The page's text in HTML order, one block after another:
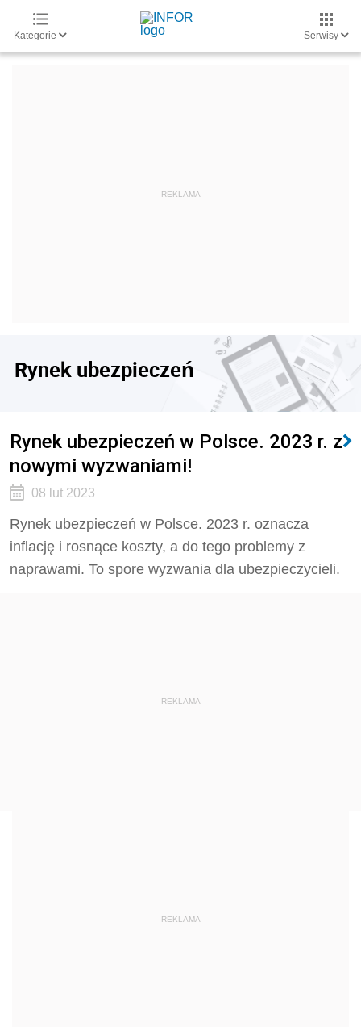
Kategorie Serwisy
Rynek ubezpieczeń
Rynek ubezpieczeń w Polsce. 2023 r. z
nowymi wyzwaniami!
08 lut 2023
Rynek ubezpieczeń w Polsce. 2023 r. oznacza
inflację i rosnące koszty, a do tego problemy z
naprawami. To spore wyzwania dla ubezpieczycieli.
REKLAMA
REKLAMA